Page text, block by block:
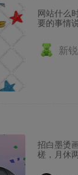
网站什么
要的事情
新
招白墨烫
槎，月休